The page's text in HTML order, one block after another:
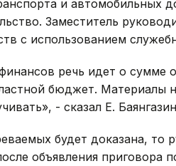
и автомобильных
Заместитель
с использованием
речь идет о сумме
бюджет. Материалы
- сказал Е.
будет доказана, то
объявления приговора